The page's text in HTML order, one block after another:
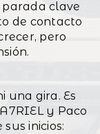
clave
de contacto
pero
una gira. Es
y Paco
inicios: